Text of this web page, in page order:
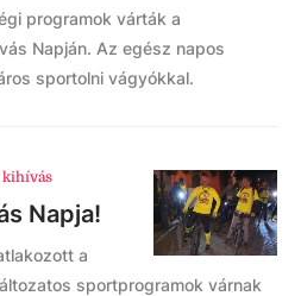
programok várták a
Napján. Az egész napos
sportolni vágyókkal.
kihívás
Napja!
a
sportprogramok várnak